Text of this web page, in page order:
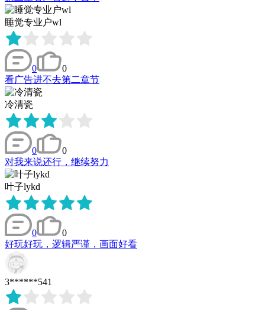
睡觉专业户wl
0
0
看广告进不去第二章节
冷清瓷
0
0
对我来说还行，继续努力
叶子lykd
0
0
好玩好玩，逻辑严谨，画面好看
3******541